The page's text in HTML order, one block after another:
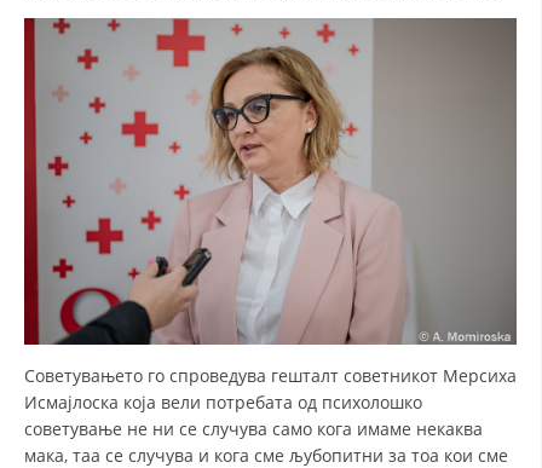
ПОСТЕРИ
ПРЕЗЕНТАЦИИ
Советувањето го спроведува гешталт советникот Мерсиха
Исмајлоска која вели потребата од психолошко
советување не ни се случува само кога имаме некаква
мака, таа се случува и кога сме љубопитни за тоа кои сме